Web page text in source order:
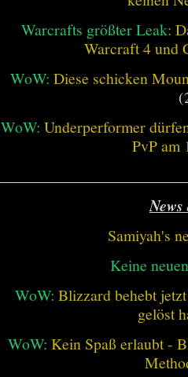
Warcrafts größter Leak:
Warcraft 4 und
WoW: Diese schicken
WoW: Underperformer
PvP am
Samiyah's
Keine
WoW: Blizzard behebt
gelöst
WoW: Kein Spaß erlaubt -